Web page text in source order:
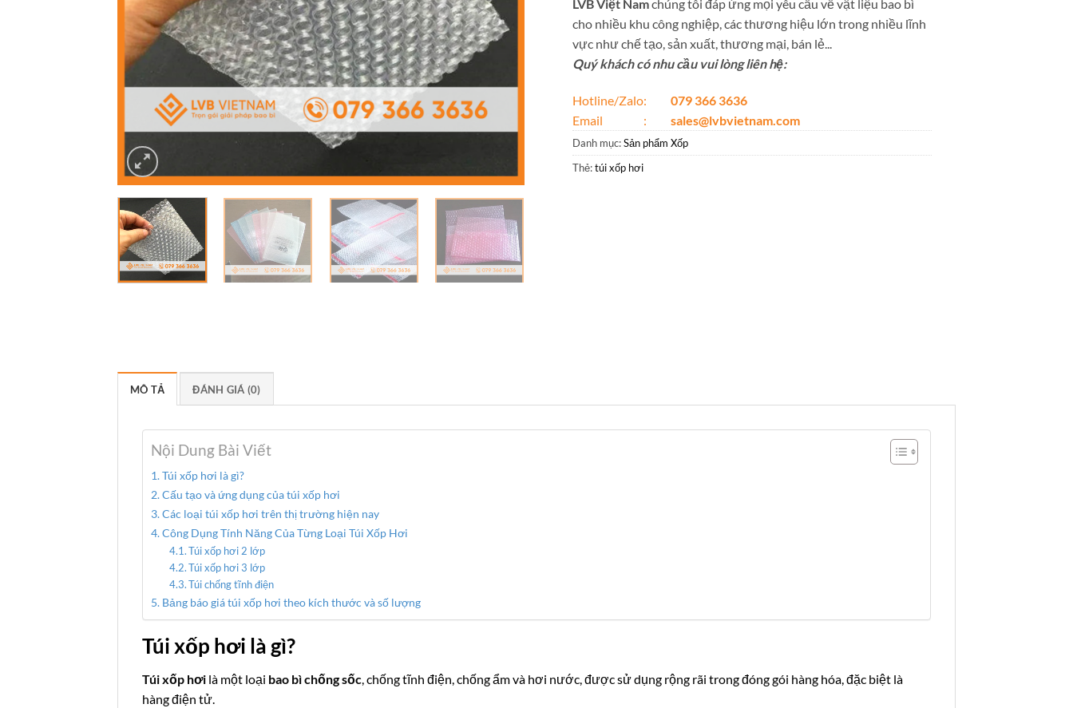
LVB Việt Namchúng tôi đáp ứng mọi yêu cầu về vật liệu bao bì
cho nhiều khu công nghiệp, các thương hiệu lớn trong nhiều lĩnh
vực như chế tạo, sản xuất, thương mại, bán lẻ...
Quý khách có nhu cầu vui lòng liên hệ:
Hotline/Zalo:
079 366 3636
Email :
sales@lvbvietnam.com
Danh mục:Sản phẩm Xốp
Thẻ:túi xốp hơi
MÔ TẢ ĐÁNH GIÁ (0)
Nội Dung Bài Viết
Túi xốp hơi là gì?
Cấu tạo và ứng dụng của túi xốp hơi
Các loại túi xốp hơi trên thị trường hiện nay
Công Dụng Tính Năng Của Từng Loại Túi Xốp Hơi
Túi xốp hơi 2 lớp
Túi xốp hơi 3 lớp
Túi chống tĩnh điện
Bảng báo giá túi xốp hơi theo kích thước và số lượng
Túi xốp hơi là gì?
Túi xốp hơi là một loại bao bì chống sốc, chống tĩnh điện, chống ẩm và hơi nước, được sử dụng rộng rãi trong đóng gói hàng hóa, đặc biệt là
hàng điện tử.